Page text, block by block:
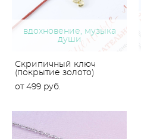
вдохновение, музыка
души
Скрипичный ключ
(покрытие золото)
от 499 pуб.